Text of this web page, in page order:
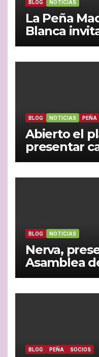
BLOG NOTICIAS
La Peña
Blanca
vivir juntos
BLOG NOTICIAS PEÑA
Abierto el
presentar
Presidencia
BLOG NOTICIAS
Nerva,
Asamblea
Andaluza
BLOG PEÑA SOCIOS